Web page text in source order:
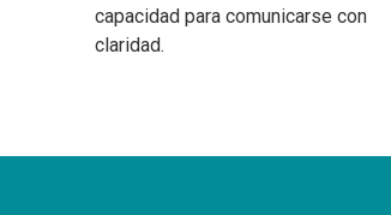
capacidad para comunicarse con
claridad.